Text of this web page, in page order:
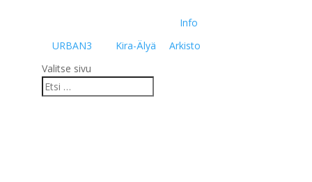
URBAN3 Kira-Älyä
Info
Arkisto
Valitse sivu